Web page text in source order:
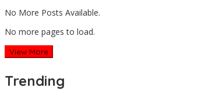
No More Posts Available.
No more pages to load.
View More
Trending